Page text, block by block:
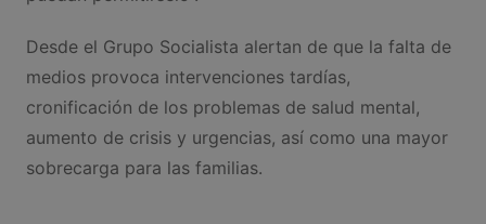
Desde el Grupo Socialista alertan de que la falta de
medios provoca intervenciones tardías,
cronificación de los problemas de salud mental,
aumento de crisis y urgencias, así como una mayor
sobrecarga para las familias.